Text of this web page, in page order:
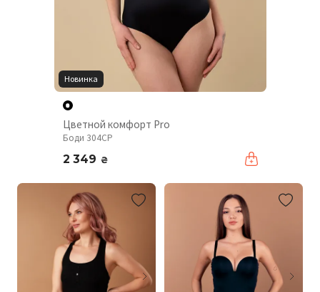
Новинка
Цветной комфорт Pro
Боди 304CP
2 349 ₴